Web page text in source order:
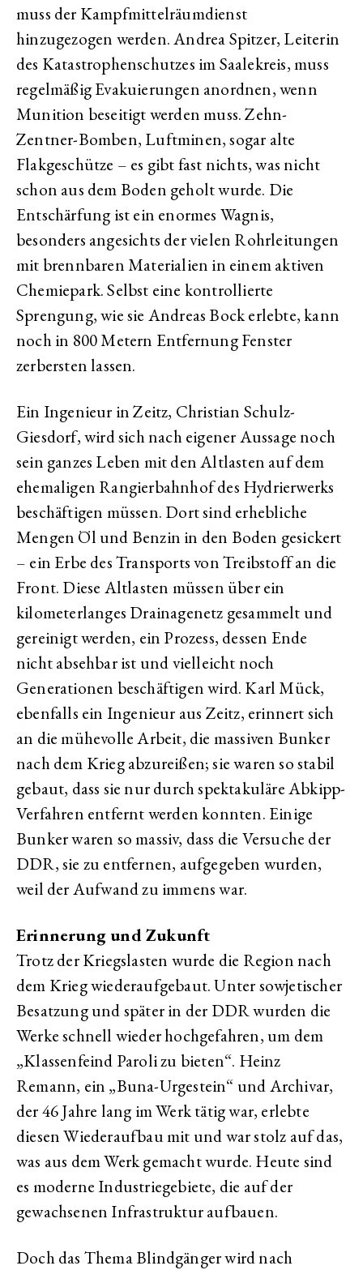
muss der Kampfmittelräumdienst
hinzugezogen werden. Andrea Spitzer, Leiterin
des Katastrophenschutzes im Saalekreis, muss
regelmäßig Evakuierungen anordnen, wenn
Munition beseitigt werden muss. Zehn-
Zentner-Bomben, Luftminen, sogar alte
Flakgeschütze – es gibt fast nichts, was nicht
schon aus dem Boden geholt wurde. Die
Entschärfung ist ein enormes Wagnis,
besonders angesichts der vielen Rohrleitungen
mit brennbaren Materialien in einem aktiven
Chemiepark. Selbst eine kontrollierte
Sprengung, wie sie Andreas Bock erlebte, kann
noch in 800 Metern Entfernung Fenster
zerbersten lassen.
Ein Ingenieur in Zeitz, Christian Schulz-
Giesdorf, wird sich nach eigener Aussage noch
sein ganzes Leben mit den Altlasten auf dem
ehemaligen Rangierbahnhof des Hydrierwerks
beschäftigen müssen. Dort sind erhebliche
Mengen Öl und Benzin in den Boden gesickert
– ein Erbe des Transports von Treibstoff an die
Front. Diese Altlasten müssen über ein
kilometerlanges Drainagenetz gesammelt und
gereinigt werden, ein Prozess, dessen Ende
nicht absehbar ist und vielleicht noch
Generationen beschäftigen wird. Karl Mück,
ebenfalls ein Ingenieur aus Zeitz, erinnert sich
an die mühevolle Arbeit, die massiven Bunker
nach dem Krieg abzureißen; sie waren so stabil
gebaut, dass sie nur durch spektakuläre Abkipp-
Verfahren entfernt werden konnten. Einige
Bunker waren so massiv, dass die Versuche der
DDR, sie zu entfernen, aufgegeben wurden,
weil der Aufwand zu immens war.
Erinnerung und Zukunft
Trotz der Kriegslasten wurde die Region nach
dem Krieg wiederaufgebaut. Unter sowjetischer
Besatzung und später in der DDR wurden die
Werke schnell wieder hochgefahren, um dem
„Klassenfeind Paroli zu bieten“. Heinz
Remann, ein „Buna-Urgestein“ und Archivar,
der 46 Jahre lang im Werk tätig war, erlebte
diesen Wiederaufbau mit und war stolz auf das,
was aus dem Werk gemacht wurde. Heute sind
es moderne Industriegebiete, die auf der
gewachsenen Infrastruktur aufbauen.
Doch das Thema Blindgänger wird nach